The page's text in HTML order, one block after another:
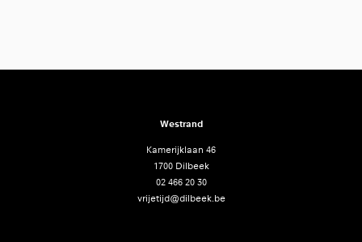
Westrand
Kamerijklaan 46
1700 Dilbeek
02 466 20 30
vrijetijd@dilbeek.be